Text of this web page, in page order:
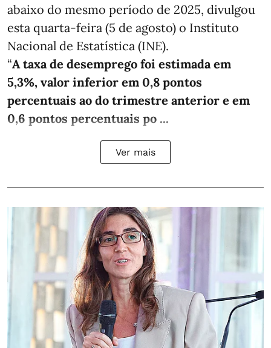
abaixo do mesmo período de 2025, divulgou
esta quarta-feira (5 de agosto) o Instituto
Nacional de Estatística (INE).
“A taxa de desemprego foi estimada em
5,3%, valor inferior em 0,8 pontos
percentuais ao do trimestre anterior e em
0,6 pontos percentuais po ...
Ver mais